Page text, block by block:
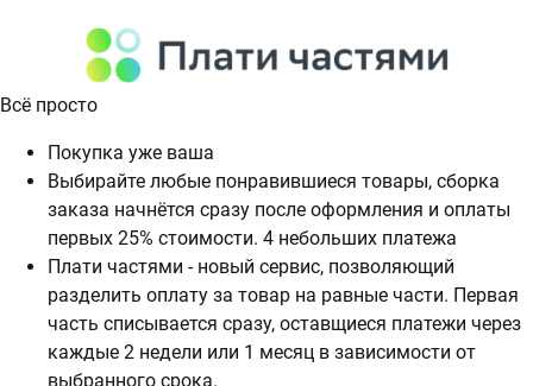
Всё просто
Покупка уже ваша
Выбирайте любые понравившиеся товары, сборка
заказа начнётся сразу после оформления и оплаты
первых 25% стоимости. 4 небольших платежа
Плати частями - новый сервис, позволяющий
разделить оплату за товар на равные части. Первая
часть списывается сразу, оставщиеся платежи через
каждые 2 недели или 1 месяц в зависимости от
выбранного срока.